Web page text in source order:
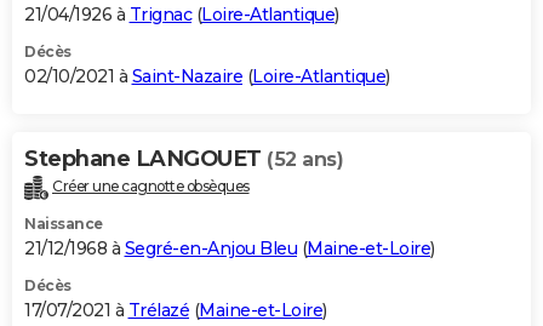
21/04/1926 à Trignac(Loire-Atlantique)
Décès
02/10/2021 à Saint-Nazaire (Loire-Atlantique)
Stephane LANGOUET (52 ans)
Créer une cagnotte obsèques
Naissance
21/12/1968 à Segré-en-Anjou Bleu (Maine-et-Loire)
Décès
17/07/2021 à Trélazé (Maine-et-Loire)